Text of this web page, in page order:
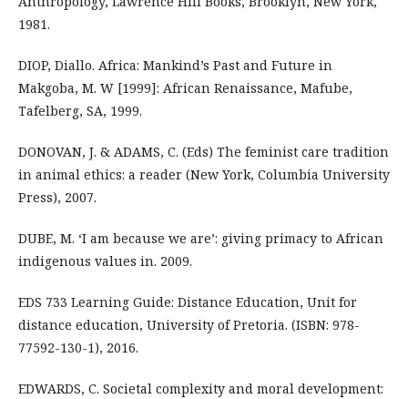
1981.
DIOP, Diallo. Africa: Mankind’s Past and Future in
Makgoba, M. W [1999]: African Renaissance, Mafube,
Tafelberg, SA, 1999.
DONOVAN, J. & ADAMS, C. (Eds) The feminist care tradition
in animal ethics: a reader (New York, Columbia University
Press), 2007.
DUBE, M. ‘I am because we are’: giving primacy to African
indigenous values in. 2009.
EDS 733 Learning Guide: Distance Education, Unit for
distance education, University of Pretoria. (ISBN: 978-
77592-130-1), 2016.
EDWARDS, C. Societal complexity and moral development: